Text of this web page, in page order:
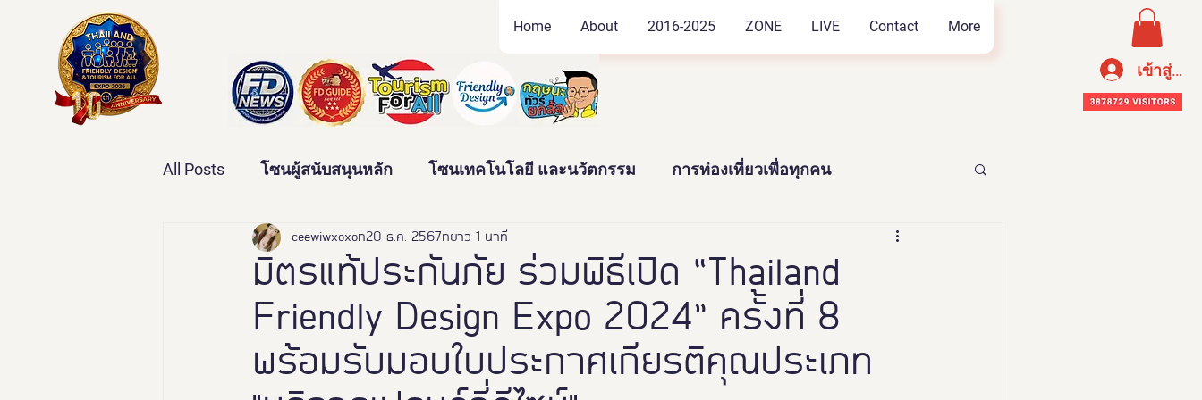
Home About 2016-2025 ZONE LIVE Contact More
เข้าสู่ระ
All Posts โซนผู้สนับสนุนหลัก โซนเทคโนโลยี และนวัตกรรม การท่องเที่ยวเพื่อทุกคน
เทคโนโลยีเพื่อสุขภาพ วัฒนธรรม และสินค้าชุมชน อาหารเพือสุขภาพ
บ้านและคุณภาพชีวิต ข่าว News Thailand Friendly Design Expo2022
มหกรรมอารยสถาปัตย์เพื่อคนทั้งมวล คร นางงามจิตอาสา Miss Friendly Design Thailand 2023
มิตรแท้ประกันภัย ร่วมพิธีเปิด “Thailand
Friendly Design Expo 2024” ครั้งที่ 8
พร้อมรับมอบใบประกาศเกียรติคุณประเภท
ceewiwxoxo 20 ธ.ค. 2567 ยาว 1 นาที